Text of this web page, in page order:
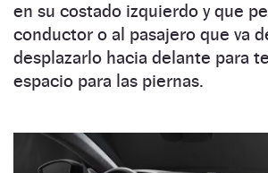
en su costado izquierdo y que
conductor o al pasajero que va
desplazarlo hacia delante para
espacio para las piernas.